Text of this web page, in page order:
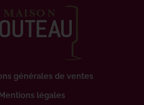
générales de ventes
Mentions légales